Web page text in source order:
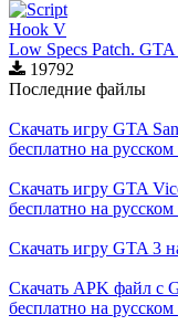
Low Specs Patch.
19792
Последние файлы
Скачать игру GTA
бесплатно на русском
Скачать игру GTA
бесплатно на русском
Скачать игру GTA 3
Скачать APK файл с
бесплатно на русском